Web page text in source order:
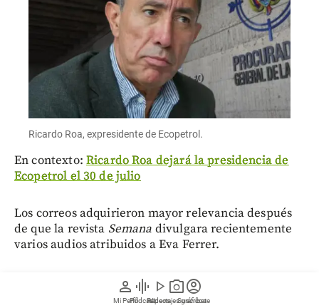
person
Mi Perfil
graphic_eq
Pódcast
play_arrow
Videos
photo_camera
Reportajes gráficos
account_circle
Suscríbete
Ricardo Roa, expresidente de Ecopetrol.
En contexto: Ricardo Roa dejará la presidencia de
Ecopetrol el 30 de julio
Los correos adquirieron mayor relevancia después
de que la revista Semana divulgara recientemente
varios audios atribuidos a Eva Ferrer.
En uno de esos registros se escucha una
conversación en la que se menciona que Verónica